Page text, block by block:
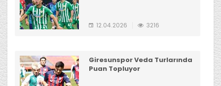
12.04.2026 3216
Giresunspor Veda Turlarında
Puan Topluyor